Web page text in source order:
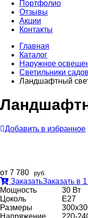
Портфолио
Отзывы
Акции
Контакты
Главная
Каталог
Наружное
Светильники
Ландшафтный
Добавить в избранное
от 7 780 руб.
ЗаказатьЗаказать в
Мощность
30 Вт
Цоколь
E27
Размеры
Напряжение
220-